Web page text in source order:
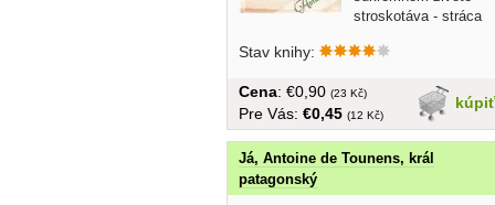
stroskotáva - stráca
Stav knihy:
kúpiť
Cena: €0,90 (23 Kč)
Pre Vás: €0,45 (12 Kč)
Já, Antoine de Tounens, král
patagonský